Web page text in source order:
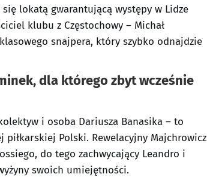
lokatą gwarantującą występy w Lidze
klubu z Częstochowy – Michał
snajpera, który szybko odnajdzie
dla którego zbyt wcześnie
i osoba Dariusza Banasika – to
Polski. Rewelacyjny Majchrowicz
do tego zachwycający Leandro i
swoich umiejętności.